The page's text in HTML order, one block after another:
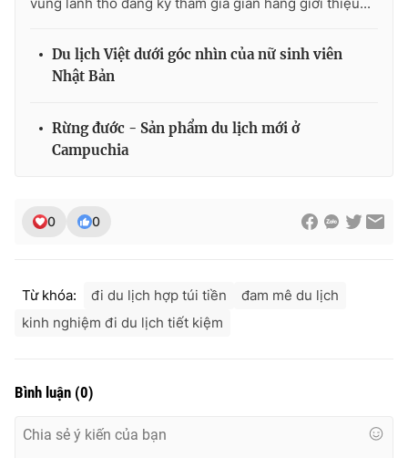
THỜI BÁO VTV
Cơ quan chủ quản:
cấp ngày 29/12/2023
Tổng Biên tập: Vũ Thanh Thủy
Tổng đài VTV:
Email: toasoan@vtv.vn
Du lịch Việt dưới góc nhìn của nữ sinh viên
Nhật Bản
Rừng đước - Sản phẩm du lịch mới ở
Campuchia
0 0
Từ khóa: đi du lịch hợp túi tiền
đam mê du lịch
kinh nghiệm đi du lịch tiết kiệm
Bình luận (0)